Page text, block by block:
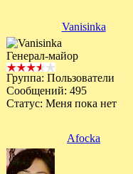
Vanisinka
Генерал-майор
Группа: Пользователи
Сообщений: 495
Статус: Меня пока нет
Afocka